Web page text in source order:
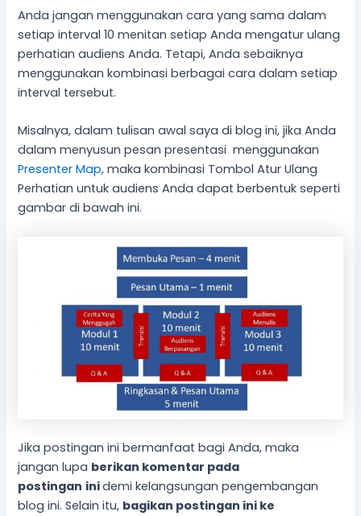
Anda jangan menggunakan cara yang sama dalam
setiap interval 10 menitan setiap Anda mengatur ulang
perhatian audiens Anda. Tetapi, Anda sebaiknya
menggunakan kombinasi berbagai cara dalam setiap
interval tersebut.
Misalnya, dalam tulisan awal saya di blog ini, jika Anda
dalam menyusun pesan presentasi menggunakan
Presenter Map, maka kombinasi Tombol Atur Ulang
Perhatian untuk audiens Anda dapat berbentuk seperti
gambar di bawah ini.
Jika postingan ini bermanfaat bagi Anda, maka
jangan lupa berikan komentar pada
postingan inidemi kelangsungan pengembangan
blog ini. Selain itu, bagikan postingan ini ke